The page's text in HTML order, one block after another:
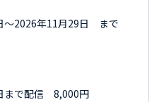
〜2026年11月29日 まで
まで配信 8,000円